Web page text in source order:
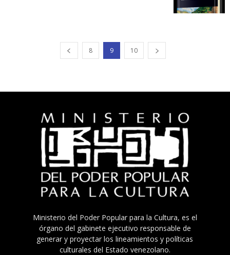
8 9 10
Ministerio del Poder Popular para la Cultura, es el
órgano del gabinete ejecutivo responsable de
generar y proyectar los lineamientos y políticas
culturales del Estado venezolano.